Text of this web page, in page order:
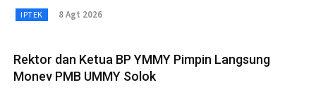
IPTEK 8 Agt 2026
Rektor dan Ketua BP YMMY Pimpin Langsung
Monev PMB UMMY Solok